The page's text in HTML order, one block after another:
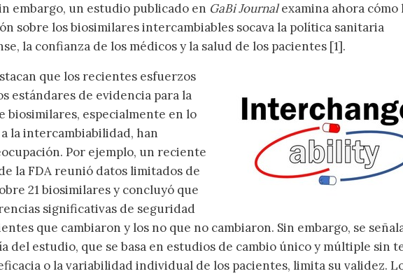
embargo, un estudio publicado en GaBi Journalexamina ahora cómo
sobre los biosimilares intercambiables socava la política sanitaria
la confianza de los médicos y la salud de los pacientes [1].
que los recientes esfuerzos
estándares de evidencia para la
biosimilares, especialmente en lo
la intercambiabilidad, han
Por ejemplo, un reciente
la FDA reunió datos limitados de
21 biosimilares y concluyó que
significativas de seguridad
que cambiaron y los no que no cambiaron. Sin embargo, se
del estudio, que se basa en estudios de cambio único y múltiple sin
o la variabilidad individual de los pacientes, limita su validez.